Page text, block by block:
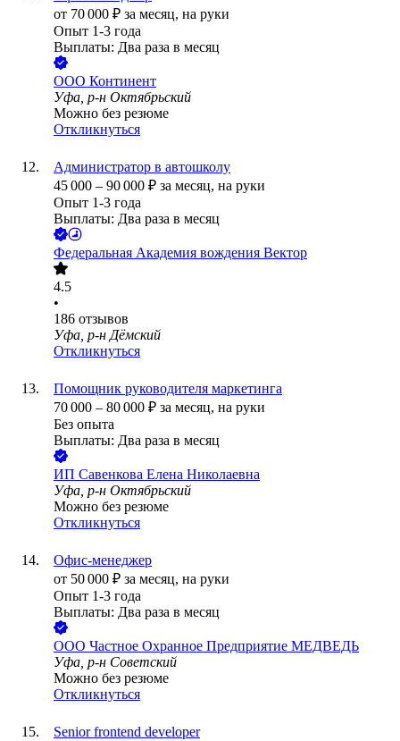
от 70 000 ₽ за месяц, на руки
Опыт 1-3 года
Выплаты: Два раза в месяц
ООО Континент
Уфа, р-н Октябрьский
Можно без резюме
Откликнуться
Администратор в автошколу
45 000 – 90 000 ₽ за месяц, на руки
Опыт 1-3 года
Выплаты: Два раза в месяц
Федеральная Академия вождения Вектор
4.5
•
186 отзывов
Уфа, р-н Дёмский
Откликнуться
Помощник руководителя маркетинга
70 000 – 80 000 ₽ за месяц, на руки
Без опыта
Выплаты: Два раза в месяц
ИП Савенкова Елена Николаевна
Уфа, р-н Октябрьский
Можно без резюме
Откликнуться
Офис-менеджер
от 50 000 ₽ за месяц, на руки
Опыт 1-3 года
Выплаты: Два раза в месяц
ООО Частное Охранное Предприятие МЕДВЕДЬ
Уфа, р-н Советский
Можно без резюме
Откликнуться
Senior frontend developer